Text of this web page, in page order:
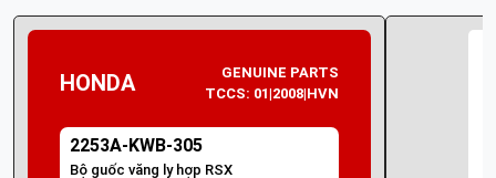
HONDA
GENUINE PARTS
TCCS: 01|2008|HVN
2253A-KWB-305
Bộ guốc văng ly hợp RSX